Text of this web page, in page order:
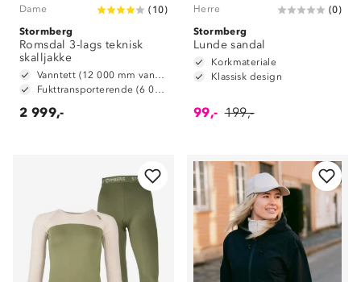
Dame ( 10)
Stormberg
Romsdal 3-lags teknisk
skalljakke
Vanntett (12 000 mm vannsøyle)
Fukttransporterende (6 000 g/ m2/ 24t)
2 999,-
Herre (0)
Stormberg
Lunde sandal
Korkmateriale
Klassisk design
99,- 199,-